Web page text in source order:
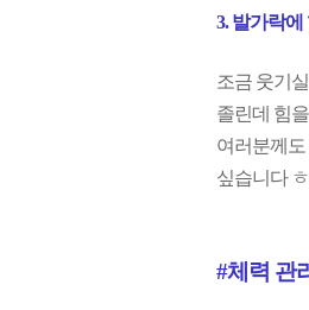
3. 발가락에
조금 웃기
졸린데 힘
여러분께
싶습니다
#체력 관